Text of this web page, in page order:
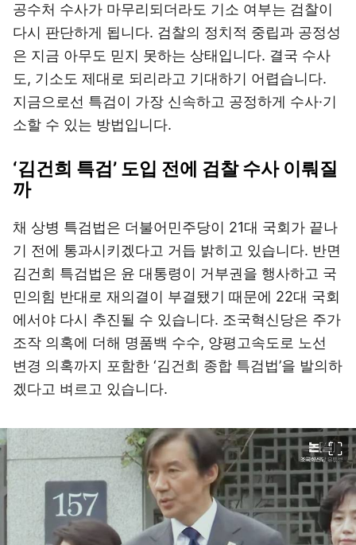
공수처 수사가 마무리되더라도 기소 여부는 검찰이
다시 판단하게 됩니다. 검찰의 정치적 중립과 공정성
은 지금 아무도 믿지 못하는 상태입니다. 결국 수사
도, 기소도 제대로 되리라고 기대하기 어렵습니다.
지금으로선 특검이 가장 신속하고 공정하게 수사·기
소할 수 있는 방법입니다.
‘김건희 특검’ 도입 전에 검찰 수사 이뤄질
까
채 상병 특검법은 더불어민주당이 21대 국회가 끝나
기 전에 통과시키겠다고 거듭 밝히고 있습니다. 반면
김건희 특검법은 윤 대통령이 거부권을 행사하고 국
민의힘 반대로 재의결이 부결됐기 때문에 22대 국회
에서야 다시 추진될 수 있습니다. 조국혁신당은 주가
조작 의혹에 더해 명품백 수수, 양평고속도로 노선
변경 의혹까지 포함한 ‘김건희 종합 특검법’을 발의하
겠다고 벼르고 있습니다.